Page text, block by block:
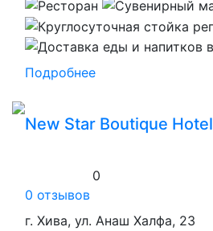
Подробнее
New Star Boutique Hotel
0
0 отзывов
г. Хива, ул. Анаш Халфа, 23